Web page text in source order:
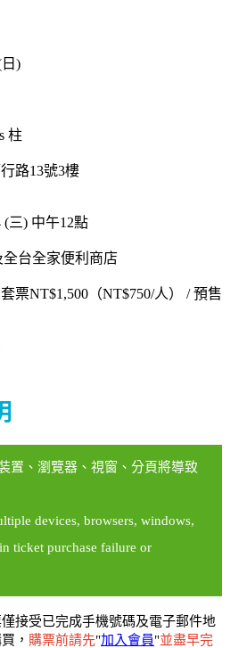
)
柱
路13號3樓
(三) 中午12點
台全家便利商店
NT$1,500（NT$750/人） / 預售
置、瀏覽器、視窗、分頁將導致
devices, browsers, windows,
ticket purchase failure or
接受已完成手機號碼及電子郵件地
， 購票前請先"加入會員"並盡早完